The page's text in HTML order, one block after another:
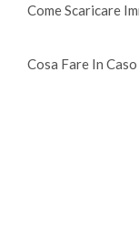
Come Scaricare
Cosa Fare In